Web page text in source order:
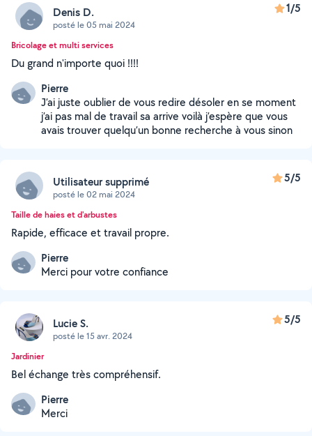
Denis D.
posté le 05 mai 2024
1/5
Bricolage et multi services
Du grand n'importe quoi !!!!
Pierre
J’ai juste oublier de vous redire désoler en se moment
j’ai pas mal de travail sa arrive voilà j’espère que vous
avais trouver quelqu’un bonne recherche à vous sinon
Utilisateur supprimé
posté le 02 mai 2024
5/5
Taille de haies et d'arbustes
Rapide, efficace et travail propre.
Pierre
Merci pour votre confiance
Lucie S.
posté le 15 avr. 2024
5/5
Jardinier
Bel échange très compréhensif.
Pierre
Merci